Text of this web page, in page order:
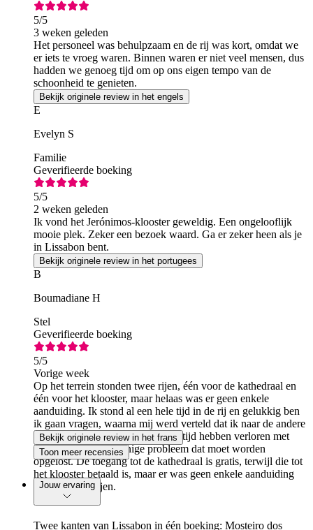
5/5
3 weken geleden
Het personeel was behulpzaam en de rij was kort, omdat we
er iets te vroeg waren. Binnen waren er niet veel mensen, dus
hadden we genoeg tijd om op ons eigen tempo van de
schoonheid te genieten.
Bekijk originele review in het engels
E
Evelyn S
Familie
Geverifieerde boeking
5/5
2 weken geleden
Ik vond het Jerónimos-klooster geweldig. Een ongelooflijk
mooie plek. Zeker een bezoek waard. Ga er zeker heen als je
in Lissabon bent.
Bekijk originele review in het portugees
B
Boumadiane H
Stel
Geverifieerde boeking
5/5
Vorige week
Op het terrein stonden twee rijen, één voor de kathedraal en
één voor het klooster, maar helaas was er geen enkele
aanduiding. Ik stond al een hele tijd in de rij en gelukkig ben
ik gaan vragen, waarna mij werd verteld dat ik naar de andere
rij moest gaan, waardoor we veel tijd hebben verloren met
wachten. Dat is het enige probleem dat moet worden
opgelost. De toegang tot de kathedraal is gratis, terwijl die tot
het klooster betaald is, maar er was geen enkele aanduiding
voor de twee rijen.
Bekijk originele review in het frans
Toon meer recensies
Jouw ervaring
Twee kanten van Lissabon in één boeking: Mosteiro dos